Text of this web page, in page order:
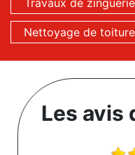
Travaux de
Nettoyage de
Les avis